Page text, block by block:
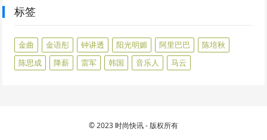
标签
金曲 金语彤 钟讲透 阳光明媚 阿里巴巴
陈培秋
陈思成
降薪 雷军 韩国 音乐人 马云
© 2023时尚快讯- 版权所有